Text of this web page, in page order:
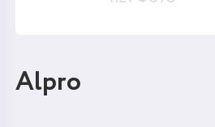
Alpro